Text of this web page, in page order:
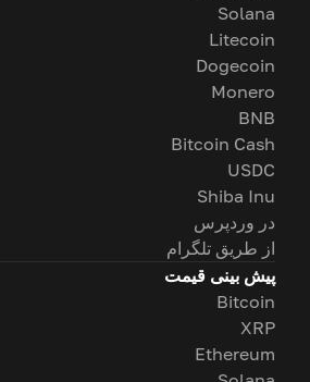
Solana
Litecoin
Dogecoin
Monero
BNB
Bitcoin Cash
USDC
Shiba Inu
در وردپرس
از طریق تلگرام
پیش بینی قیمت
Bitcoin
XRP
Ethereum